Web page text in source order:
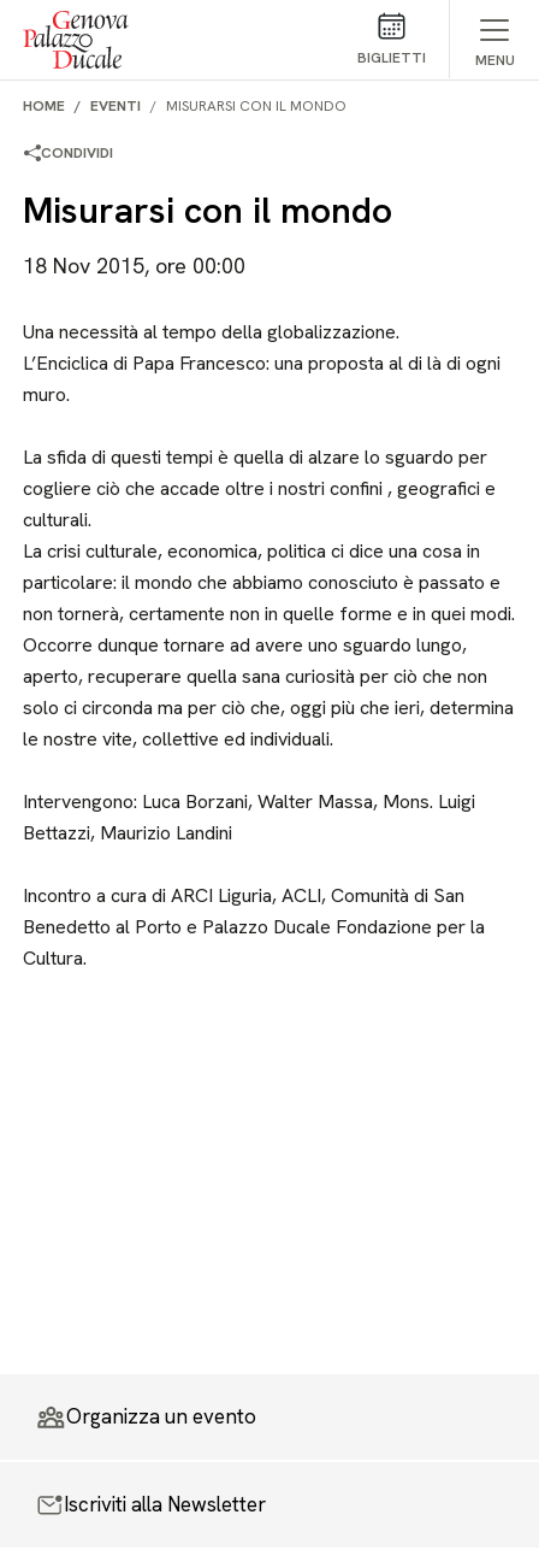
Salta al contenuto
BIGLIETTI MENU
HOME EVENTI MISURARSI CON IL MONDO
CONDIVIDI
Misurarsi con il mondo
18 Nov 2015, ore 00:00
Una necessità al tempo della globalizzazione.
L’Enciclica di Papa Francesco: una proposta al di là di ogni
muro.
La sfida di questi tempi è quella di alzare lo sguardo per
cogliere ciò che accade oltre i nostri confini , geografici e
culturali.
La crisi culturale, economica, politica ci dice una cosa in
particolare: il mondo che abbiamo conosciuto è passato e
non tornerà, certamente non in quelle forme e in quei modi.
Occorre dunque tornare ad avere uno sguardo lungo,
aperto, recuperare quella sana curiosità per ciò che non
solo ci circonda ma per ciò che, oggi più che ieri, determina
le nostre vite, collettive ed individuali.
Intervengono: Luca Borzani, Walter Massa, Mons. Luigi
Bettazzi, Maurizio Landini
Incontro a cura di ARCI Liguria, ACLI, Comunità di San
Benedetto al Porto e Palazzo Ducale Fondazione per la
Cultura.
Organizza un evento
Iscriviti alla Newsletter